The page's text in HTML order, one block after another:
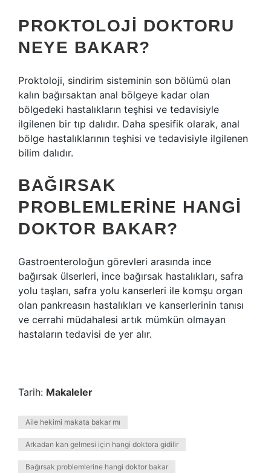
PROKTOLOJI DOKTORU
NEYE BAKAR?
Proktoloji, sindirim sisteminin son bölümü olan
kalın bağırsaktan anal bölgeye kadar olan
bölgedeki hastalıkların teşhisi ve tedavisiyle
ilgilenen bir tıp dalıdır. Daha spesifik olarak, anal
bölge hastalıklarının teşhisi ve tedavisiyle ilgilenen
bilim dalıdır.
BAĞIRSAK
PROBLEMLERINE HANGI
DOKTOR BAKAR?
Gastroenteroloğun görevleri arasında ince
bağırsak ülserleri, ince bağırsak hastalıkları, safra
yolu taşları, safra yolu kanserleri ile komşu organ
olan pankreasın hastalıkları ve kanserlerinin tanısı
ve cerrahi müdahalesi artık mümkün olmayan
hastaların tedavisi de yer alır.
Tarih: Makaleler
Aile hekimi makata bakar mı
Arkadan kan gelmesi için hangi doktora gidilir
Bağırsak problemlerine hangi doktor bakar